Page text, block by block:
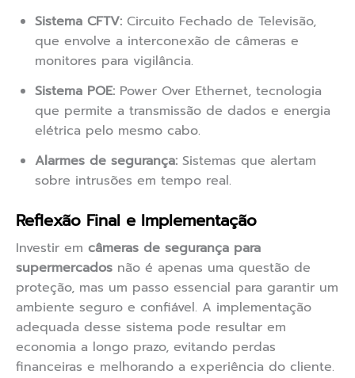
Sistema CFTV: Circuito Fechado de Televisão,
que envolve a interconexão de câmeras e
monitores para vigilância.
Sistema POE: Power Over Ethernet, tecnologia
que permite a transmissão de dados e energia
elétrica pelo mesmo cabo.
Alarmes de segurança: Sistemas que alertam
sobre intrusões em tempo real.
Reflexão Final e Implementação
Investir em câmeras de segurança para
supermercados não é apenas uma questão de
proteção, mas um passo essencial para garantir um
ambiente seguro e confiável. A implementação
adequada desse sistema pode resultar em
economia a longo prazo, evitando perdas
financeiras e melhorando a experiência do cliente.